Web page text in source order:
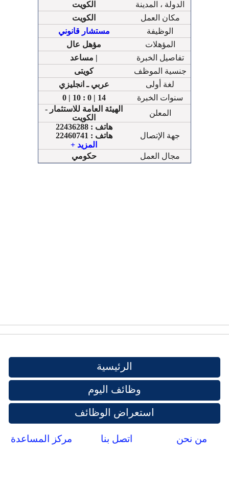
الكويت
الدولة ، المدينة
الكويت
مكان العمل
مستشار قانوني
الوظيفة
مؤهل عال
المؤهلات
مساعد |
تفاصيل الخبرة
كويتى
جنسية الموظف
عربي ـ انجليزي
لغة أولى
0 | 10 : 0 | 14
سنوات الخبرة
الهيئة العامة للاستثمار -
الكويت
المعلن
هاتف : 22436288
هاتف : 22460741
+ المزيد
جهة الإتصال
حكومي مجال العمل
الرئيسية
وظائف اليوم
استعراض الوظائف
من نحن اتصل بنا مركز المساعدة